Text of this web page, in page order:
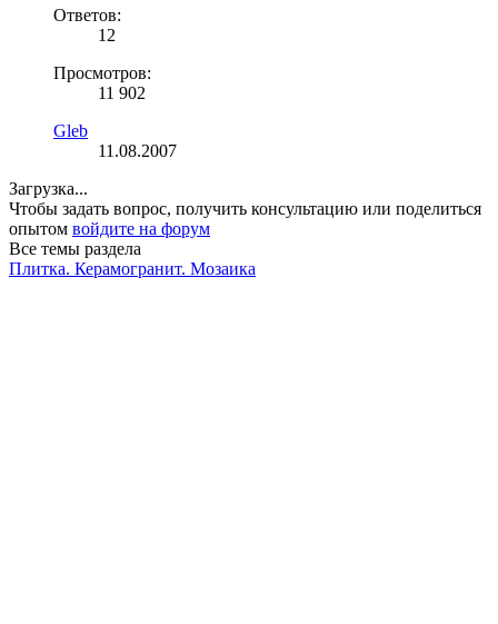
Ответов:
12
Просмотров:
11 902
Gleb
11.08.2007
Загрузка...
Чтобы задать вопрос, получить консультацию или поделиться
опытом войдите на форум
Все темы раздела
Плитка. Керамогранит. Мозаика